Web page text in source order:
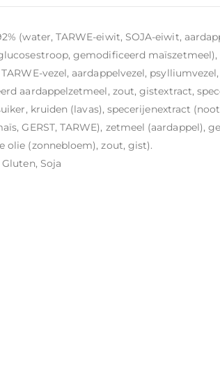
(water, TARWE-eiwit, SOJA-eiwit,
gemodificeerd
vezel, aardappelvezel,
aardappelzetmeel, zout, gistextract,
kruiden (lavas), specerijenextract
GERST, TARWE), zetmeel (aardappel),
olie (zonnebloem), zout, gist).
Soja